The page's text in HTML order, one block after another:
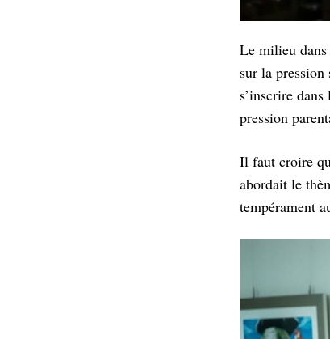
Le milieu dans
sur la pression
s’inscrire
pression
Il faut croire
abordait le
tempérament